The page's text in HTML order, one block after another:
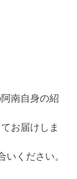
南自身の紹
お届けしま
いください。